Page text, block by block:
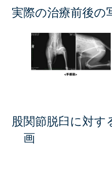
実際の治療前後の
股関節脱臼に対す
画